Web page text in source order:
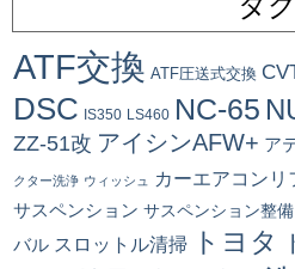
ATF交換 ATF圧送式交換
DSC IS350 LS460 NC-65
ZZ-51改 アイシンAFW+ ア
クター洗浄 ウィッシュ カーエアコンリ
サスペンション サスペンション整備
バル スロットル清掃 トヨタ